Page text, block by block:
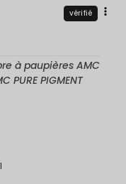
vérifié
à paupières AMC
PURE PIGMENT